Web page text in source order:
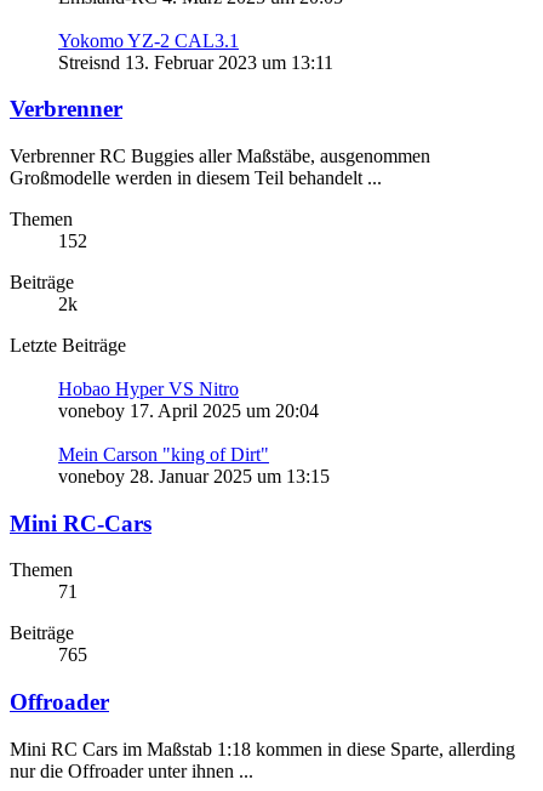
Yokomo YZ-2 CAL3.1
Streisnd 13. Februar 2023 um 13:11
Verbrenner
Verbrenner RC Buggies aller Maßstäbe, ausgenommen
Großmodelle werden in diesem Teil behandelt ...
Themen
152
Beiträge
2k
Letzte Beiträge
Hobao Hyper VS Nitro
voneboy 17. April 2025 um 20:04
Mein Carson "king of Dirt"
voneboy 28. Januar 2025 um 13:15
Mini RC-Cars
Themen
71
Beiträge
765
Offroader
Mini RC Cars im Maßstab 1:18 kommen in diese Sparte, allerding
nur die Offroader unter ihnen ...